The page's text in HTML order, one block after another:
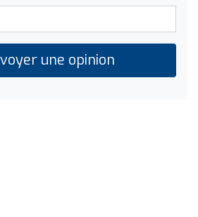
une opinion